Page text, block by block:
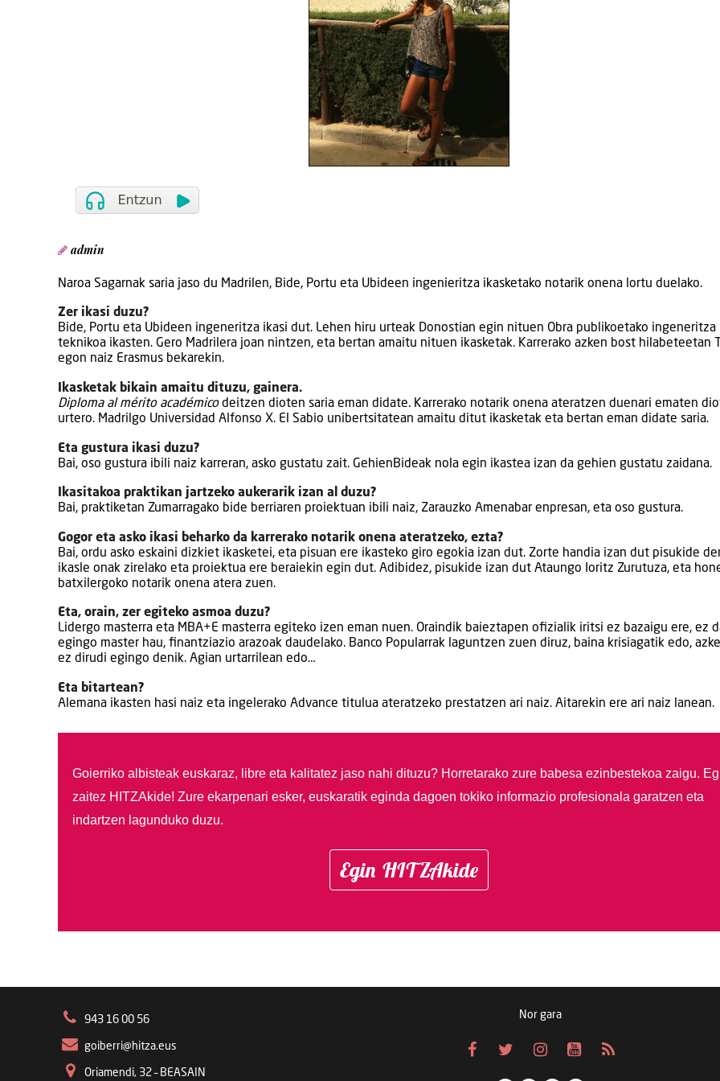
admin
Naroa Sagarnak saria jaso du Madrilen, Bide, Portu eta Ubideen ingenieritza ikasketako notarik onena lortu duelako.
Zer ikasi duzu?
Bide, Portu eta Ubideen ingeneritza ikasi dut. Lehen hiru urteak Donostian egin nituen Obra publikoetako ingeneritza
teknikoa ikasten. Gero Madrilera joan nintzen, eta bertan amaitu nituen ikasketak. Karrerako azken bost hilabeteetan
egon naiz Erasmus bekarekin.
Ikasketak bikain amaitu dituzu, gainera.
Diploma al mérito académicodeitzen dioten saria eman didate. Karrerako notarik onena ateratzen duenari ematen
urtero. Madrilgo Universidad Alfonso X. El Sabio unibertsitatean amaitu ditut ikasketak eta bertan eman didate saria.
Eta gustura ikasi duzu?
Bai, oso gustura ibili naiz karreran, asko gustatu zait. GehienBideak nola egin ikastea izan da gehien gustatu zaidana.
Ikasitakoa praktikan jartzeko aukerarik izan al duzu?
Bai, praktiketan Zumarragako bide berriaren proiektuan ibili naiz, Zarauzko Amenabar enpresan, eta oso gustura.
Gogor eta asko ikasi beharko da karrerako notarik onena ateratzeko, ezta?
Bai, ordu asko eskaini dizkiet ikasketei, eta pisuan ere ikasteko giro egokia izan dut. Zorte handia izan dut pisukide
ikasle onak zirelako eta proiektua ere beraiekin egin dut. Adibidez, pisukide izan dut Ataungo Ioritz Zurutuza, eta
batxilergoko notarik onena atera zuen.
Eta, orain, zer egiteko asmoa duzu?
Lidergo masterra eta MBA+E masterra egiteko izen eman nuen. Oraindik baieztapen ofizialik iritsi ez bazaigu ere, ez
egingo master hau, finantziazio arazoak daudelako. Banco Popularrak laguntzen zuen diruz, baina krisiagatik edo,
ez dirudi egingo denik. Agian urtarrilean edo…
Eta bitartean?
Alemana ikasten hasi naiz eta ingelerako Advance titulua ateratzeko prestatzen ari naiz. Aitarekin ere ari naiz lanean.
Goierriko albisteak euskaraz, libre eta kalitatez jaso nahi dituzu? Horretarako zure babesa ezinbestekoa zaigu.
zaitez HITZAkide! Zure ekarpenari esker, euskaratik eginda dagoen tokiko informazio profesionala garatzen eta
indartzen lagunduko duzu.
Egin HITZAkide
943 16 00 56
goiberri@hitza.eus
Oriamendi, 32 – BEASAIN
Nor gara